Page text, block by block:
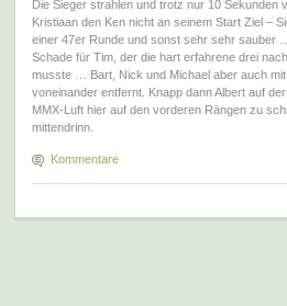
Die Sieger strahlen und trotz nur 10 Sekunden
Kristiaan den Ken nicht an seinem Start Ziel –
einer 47er Runde und sonst sehr sehr sauber …
Schade für Tim, der die hart erfahrene drei
musste … Bart, Nick und Michael aber auch
voneinander entfernt. Knapp dann Albert auf
MMX-Luft hier auf den vorderen Rängen zu
mittendrinn.
Kommentare